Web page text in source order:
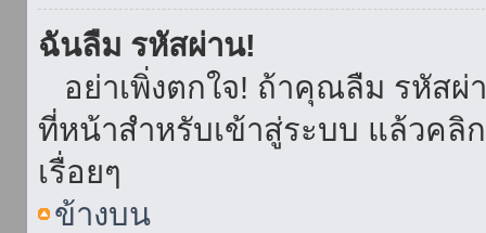
ฉันลืม รหัสผ่าน!
อย่าเพิ่งตกใจ! ถ้าคุณลืม รหัสผ่
ที่หน้าสำหรับเข้าสู่ระบบ แล้วค
เรื่อยๆ
ข้างบน